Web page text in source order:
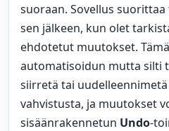
suoraan. Sovellus
sen jälkeen, kun olet
ehdotetut muutokset.
automatisoidun mutta silti
siirretä tai
vahvistusta, ja muutokset
sisäänrakennetun Undo-